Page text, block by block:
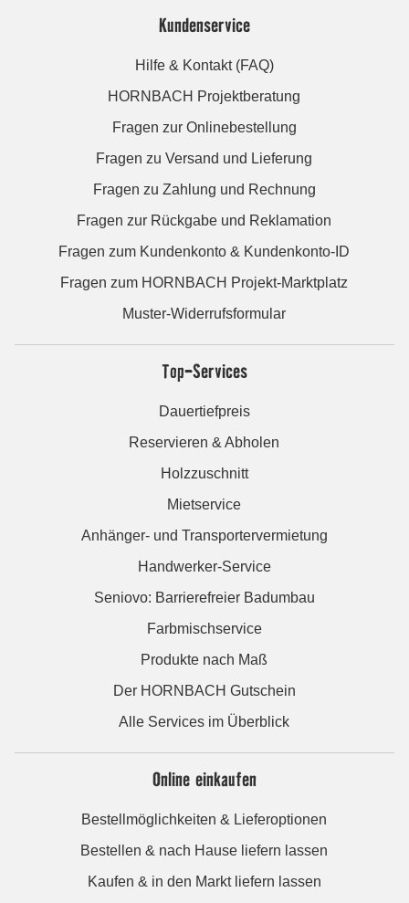
Kundenservice
Hilfe & Kontakt (FAQ)
HORNBACH Projektberatung
Fragen zur Onlinebestellung
Fragen zu Versand und Lieferung
Fragen zu Zahlung und Rechnung
Fragen zur Rückgabe und Reklamation
Fragen zum Kundenkonto & Kundenkonto-ID
Fragen zum HORNBACH Projekt-Marktplatz
Muster-Widerrufsformular
Top-Services
Dauertiefpreis
Reservieren & Abholen
Holzzuschnitt
Mietservice
Anhänger- und Transportervermietung
Handwerker-Service
Seniovo: Barrierefreier Badumbau
Farbmischservice
Produkte nach Maß
Der HORNBACH Gutschein
Alle Services im Überblick
Online einkaufen
Bestellmöglichkeiten & Lieferoptionen
Bestellen & nach Hause liefern lassen
Kaufen & in den Markt liefern lassen